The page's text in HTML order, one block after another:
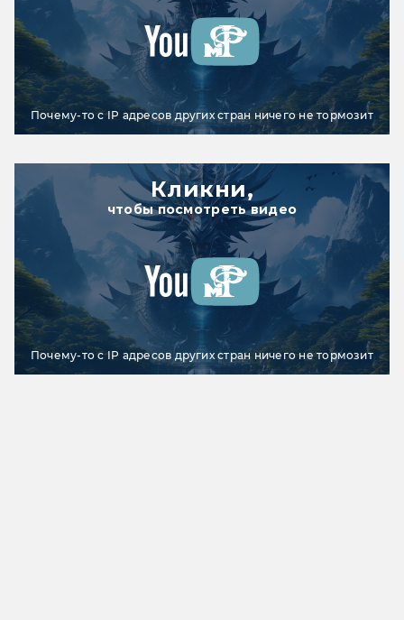
Почему-то с IP адресов других стран ничего не тормозит
Кликни,
чтобы посмотреть видео
Почему-то с IP адресов других стран ничего не тормозит